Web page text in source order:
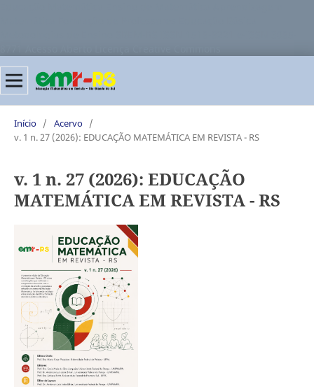
Início / Acervo /
v. 1 n. 27 (2026): EDUCAÇÃO MATEMÁTICA EM REVISTA - RS
v. 1 n. 27 (2026): EDUCAÇÃO
MATEMÁTICA EM REVISTA - RS